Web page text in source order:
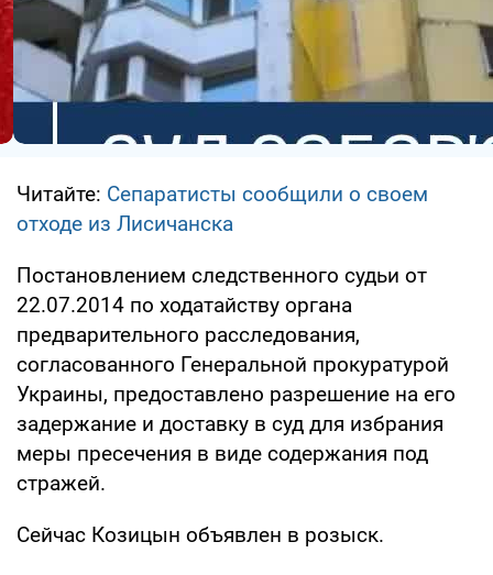
Читайте: Сепаратисты сообщили о своем
отходе из Лисичанска
Постановлением следственного судьи от
22.07.2014 по ходатайству органа
предварительного расследования,
согласованного Генеральной прокуратурой
Украины, предоставлено разрешение на его
задержание и доставку в суд для избрания
меры пресечения в виде содержания под
стражей.
Сейчас Козицын объявлен в розыск.